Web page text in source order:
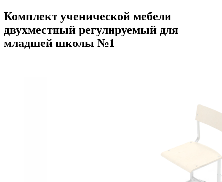
Комплект ученической мебели
двухместный регулируемый для
младшей школы №1